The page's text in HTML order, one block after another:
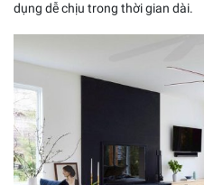
dụng dễ chịu trong thời gian dài.